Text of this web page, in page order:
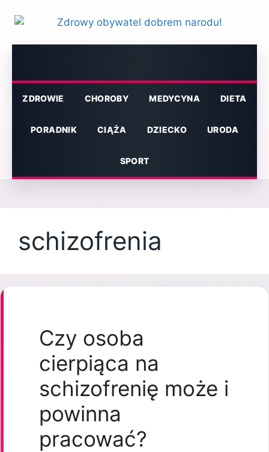
ZDROWIE CHOROBY MEDYCYNA DIETA
PORADNIK CIĄŻA DZIECKO URODA
SPORT
schizofrenia
Czy osoba
cierpiąca na
schizofrenię może i
powinna
pracować?